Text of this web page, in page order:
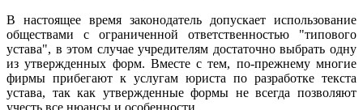
В настоящее время законодатель допускает использование
обществами с ограниченной ответственностью "типового
устава", в этом случае учредителям достаточно выбрать одну
из утвержденных форм. Вместе с тем, по-прежнему многие
фирмы прибегают к услугам юриста по разработке текста
устава, так как утвержденные формы не всегда позволяют
учесть все нюансы и особенности.